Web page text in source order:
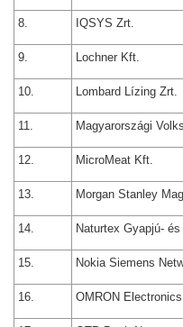
8. IQSYS Zrt.
9. Lochner Kft.
10. Lombard Lízing Zrt.
11. Magyarországi
12. MicroMeat Kft.
13. Morgan Stanley
14. Naturtex Gyapjú-
15. Nokia Siemens
16. OMRON